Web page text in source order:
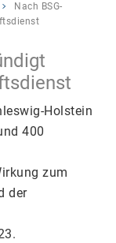
Nach BSG-
Holstein
400
zum
der